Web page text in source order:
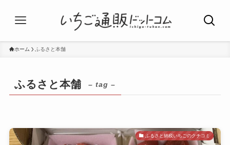
ホーム ふるさと本舗
ふるさと本舗 – tag –
ふるさと納税いちごのクチコミ